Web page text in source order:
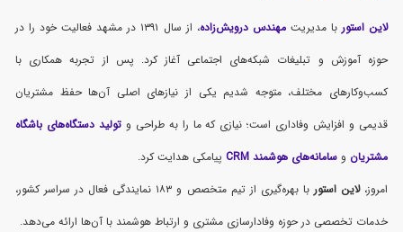
لاین استور با مدیریتمهندس درویش‌زاده
، از سال ۱۳۹۱ در مشهد فعالیت خود را در
حوزه آموزش و تبلیغات شبکه‌های اجتماعی آغاز کرد. پس از تجربه همکاری با
کسب‌وکارهای مختلف، متوجه شدیم یکی از نیازهای اصلی آن‌ها حفظ مشتریان
قدیمی و افزایش وفاداری است؛ نیازی که ما را به طراحی وتولید دستگاه‌های باشگاه
مشتریان وسامانه‌های هوشمند CRM
پیامکی هدایت کرد.
امروز،لاین استور
با بهره‌گیری از تیم متخصص و ۱۸۳ نمایندگی فعال در سراسر کشور،
خدمات تخصصی در حوزه وفادارسازی مشتری و ارتباط هوشمند با آن‌ها ارائه می‌دهد.